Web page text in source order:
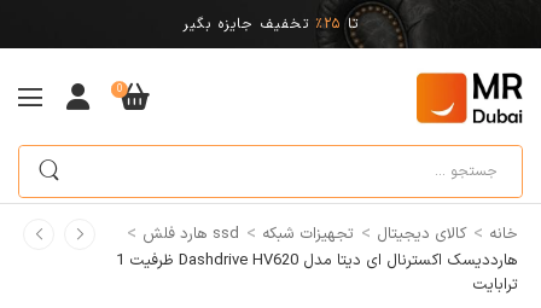
تا 25% تخفیف جایزه بگیر
0
خانه > کالای دیجیتال > تجهیزات شبکه > ssd هارد فلش >
هارددیسک اکسترنال ای دیتا مدل Dashdrive HV620 ظرفیت 1
ترابایت